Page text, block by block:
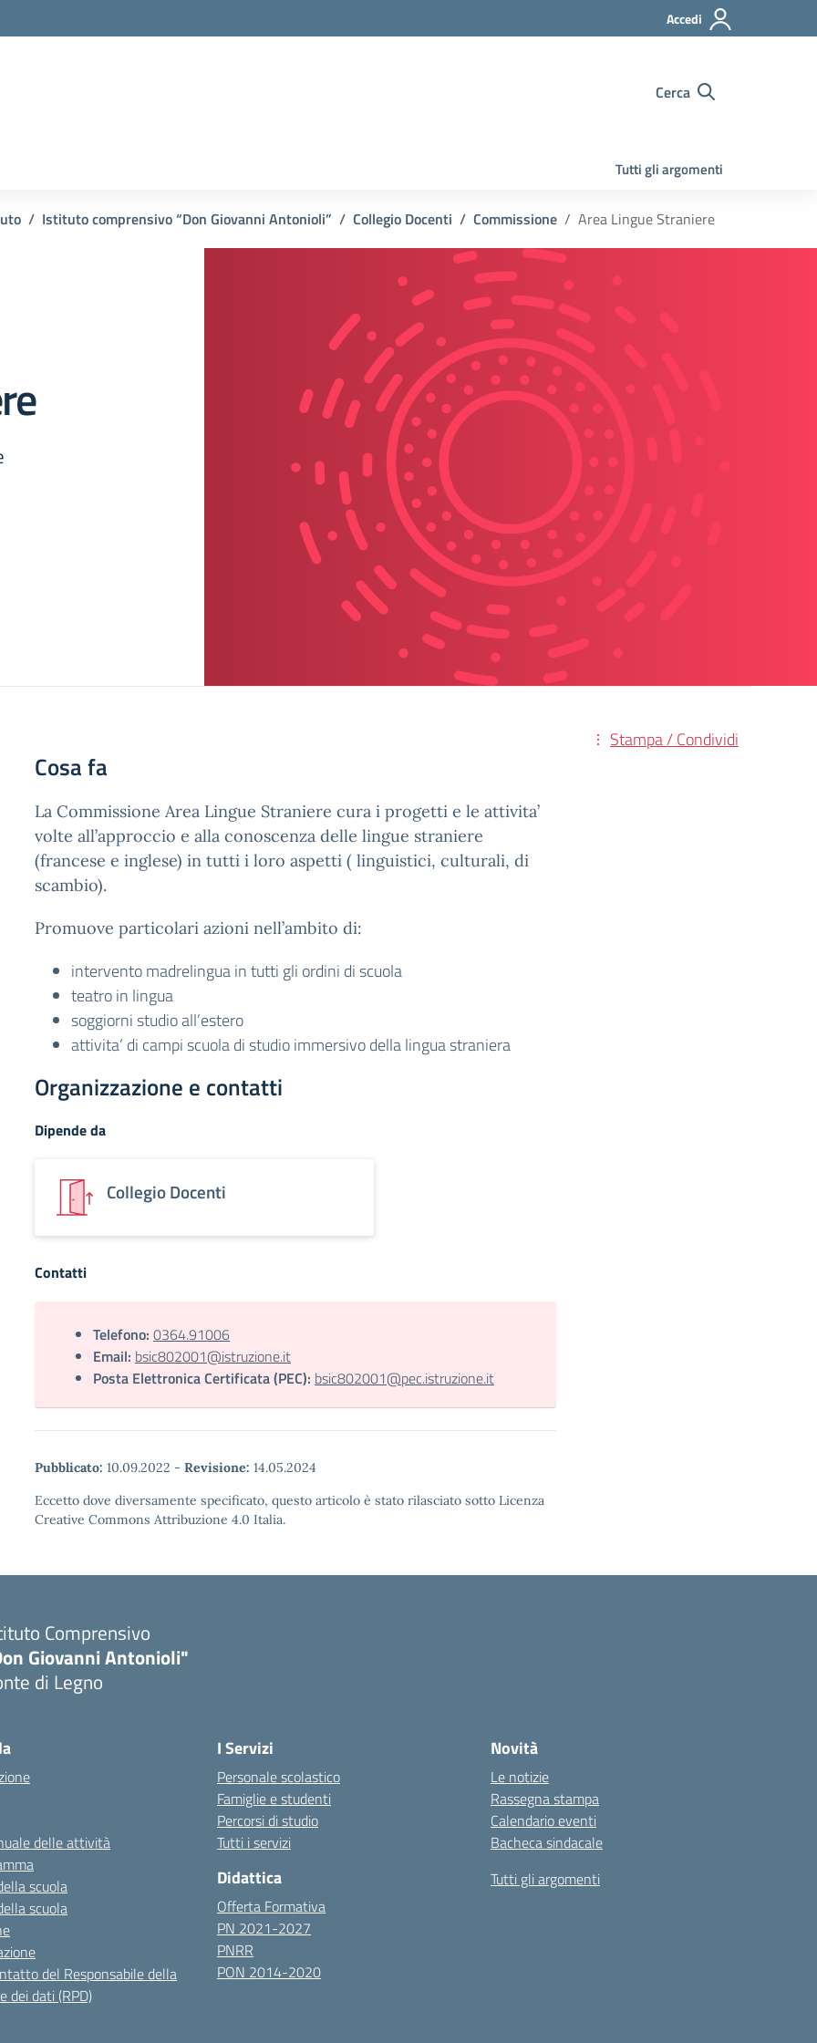
Accedi
Cerca
Tutti gli argomenti
Istituto comprensivo “Don Giovanni Antonioli” Collegio Docenti Commissione Area Lingue Straniere
Stampa / Condividi
Cosa fa
La Commissione Area Lingue Straniere cura i progetti e le attivita’
volte all’approccio e alla conoscenza delle lingue straniere
(francese e inglese) in tutti i loro aspetti ( linguistici, culturali, di
scambio).
Promuove particolari azioni nell’ambito di:
intervento madrelingua in tutti gli ordini di scuola
teatro in lingua
soggiorni studio all’estero
attivita’ di campi scuola di studio immersivo della lingua straniera
Organizzazione e contatti
Dipende da
Collegio Docenti
Contatti
Telefono: 0364.91006
Email: bsic802001@istruzione.it
Posta Elettronica Certificata (PEC): bsic802001@pec.istruzione.it
Pubblicato: 10.09.2022 - Revisione: 14.05.2024
Eccetto dove diversamente specificato, questo articolo è stato rilasciato sotto Licenza
Creative Commons Attribuzione 4.0 Italia.
Comprensivo
Giovanni Antonioli"
di Legno
delle attività
scuola
scuola
del Responsabile della
dei dati (RPD)
I Servizi
Personale scolastico
Famiglie e studenti
Percorsi di studio
Tutti i servizi
Didattica
Offerta Formativa
PN 2021-2027
PNRR
PON 2014-2020
Novità
Le notizie
Rassegna stampa
Calendario eventi
Bacheca sindacale
Tutti gli argomenti